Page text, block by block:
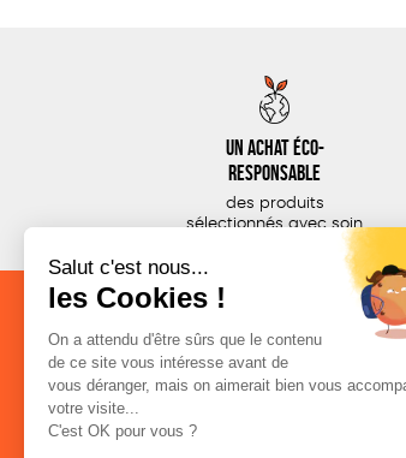
Un achat éco-
responsable
des produits
sélectionnés avec soin
NOS CATÉGORIES
Outils militants
Outils éducatifs
Librairie